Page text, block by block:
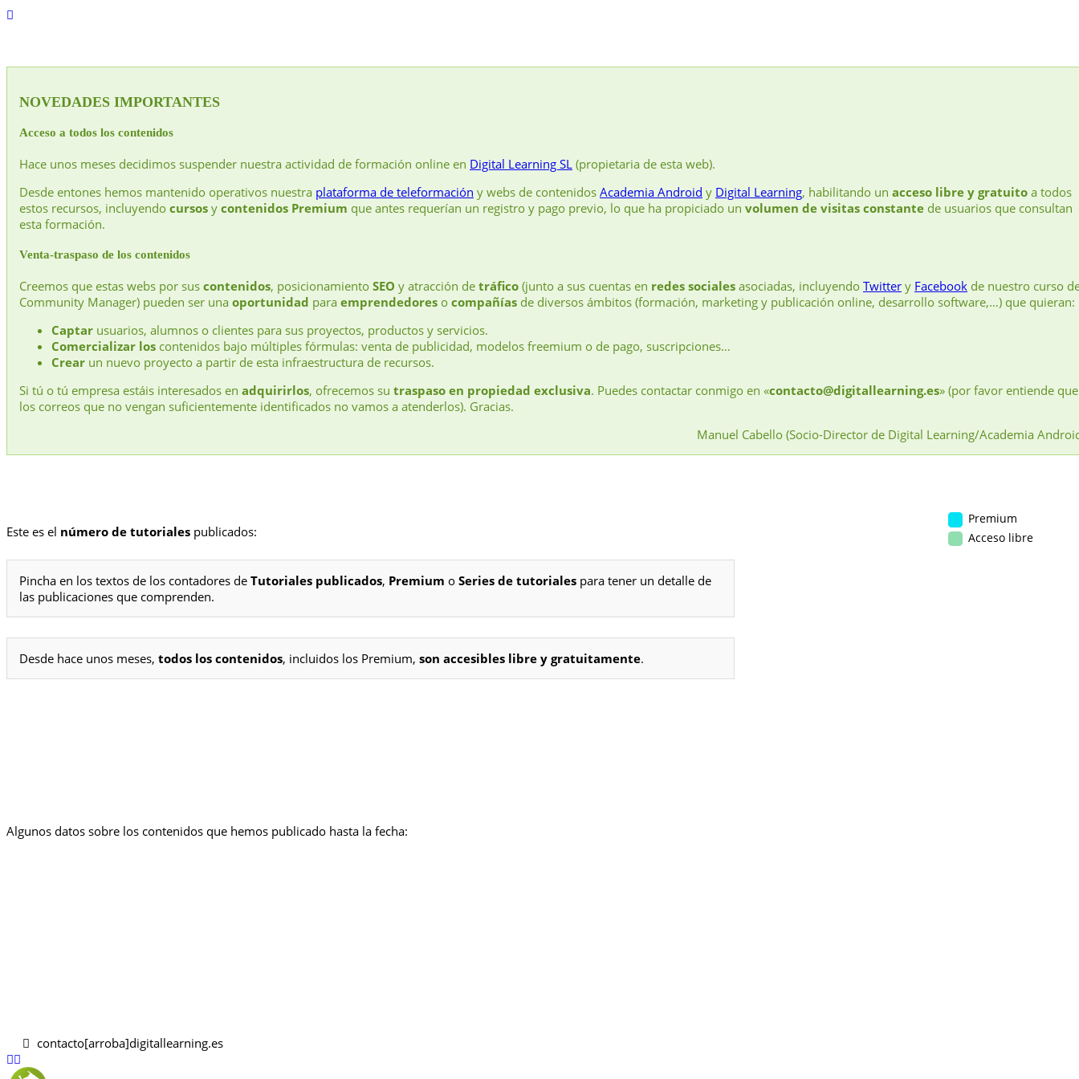
NOVEDADES IMPORTANTES
Acceso a todos los contenidos
Hace unos meses decidimos suspender nuestra actividad de formación online en Digital Learning SL (propietaria de esta web).
Desde entones hemos mantenido operativos nuestra plataforma de teleformación y webs de contenidos Academia Android y Digital Learning, habilitando un acceso libre y gratuito a todos
estos recursos, incluyendo cursos y contenidos Premium que antes requerían un registro y pago previo, lo que ha propiciado un volumen de visitas constante de usuarios que consultan
esta formación.
Venta-traspaso de los contenidos
Creemos que estas webs por sus contenidos, posicionamiento SEO y atracción de tráfico (junto a sus cuentas en redes sociales asociadas, incluyendo Twitter y Facebook de nuestro curso
Community Manager) pueden ser una oportunidad para emprendedores o compañías de diversos ámbitos (formación, marketing y publicación online, desarrollo software,…) que quieran:
Captar usuarios, alumnos o clientes para sus proyectos, productos y servicios.
Comercializar los contenidos bajo múltiples fórmulas: venta de publicidad, modelos freemium o de pago, suscripciones…
Crear un nuevo proyecto a partir de esta infraestructura de recursos.
Si tú o tú empresa estáis interesados en adquirirlos, ofrecemos su traspaso en propiedad exclusiva. Puedes contactar conmigo en «contacto@digitallearning.es» (por favor entiende que
los correos que no vengan suficientemente identificados no vamos a atenderlos). Gracias.
Manuel Cabello (Socio-Director de Digital Learning/Academia
Este es el número de tutoriales publicados:
Pincha en los textos de los contadores de Tutoriales publicados, Premium o Series de tutoriales para tener un detalle de
las publicaciones que comprenden.
Desde hace unos meses, todos los contenidos, incluidos los Premium, son accesibles libre y gratuitamente.
Premium
Acceso libre
Algunos datos sobre los contenidos que hemos publicado hasta la fecha:
contacto[arroba]digitallearning.es